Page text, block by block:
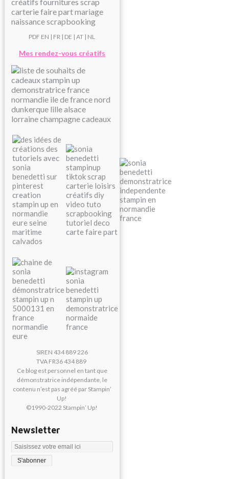
PDF EN | FR | DE | AT | NL
Mes rendez-vous créatifs
SIREN 434 889 226
TVA FR36 434 889
Ce blog est personnel en tant que
démonstratrice indépendante, le
contenu n’est pas agréé par Stampin’
Up!
©1990-2022 Stampin’ Up!
Newsletter